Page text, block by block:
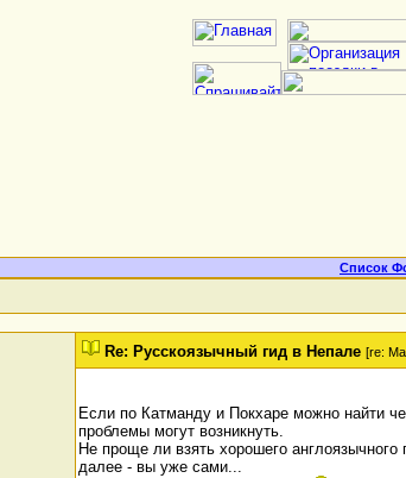
Список
Re: Русскоязычный гид в Непале [re:
Если по Катманду и Покхаре можно найти
проблемы могут возникнуть.
Не проще ли взять хорошего
далее - вы уже сами...